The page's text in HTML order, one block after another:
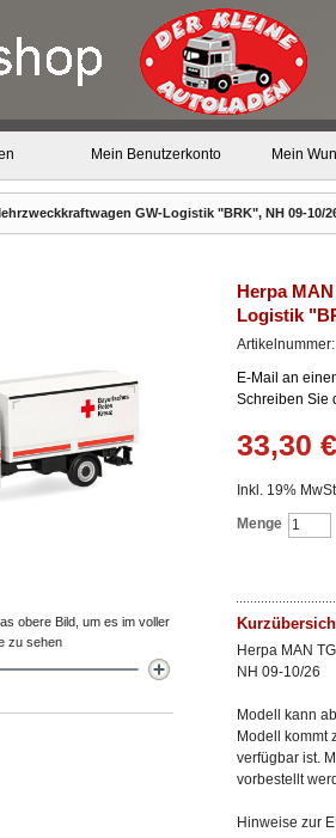
Mein Benutzerkonto Mein
GW-Logistik "BRK", NH 09-10/
Herpa
Logistik
E-Mail an
Schreiben Sie
33,30 €
Inkl. 19%
Menge
Herpa MAN
NH 09-10/26
Modell kann
Modell kommt
verfügbar ist.
vorbestellt
Hinweise zur
obere Bild, um es im voller
zu sehen